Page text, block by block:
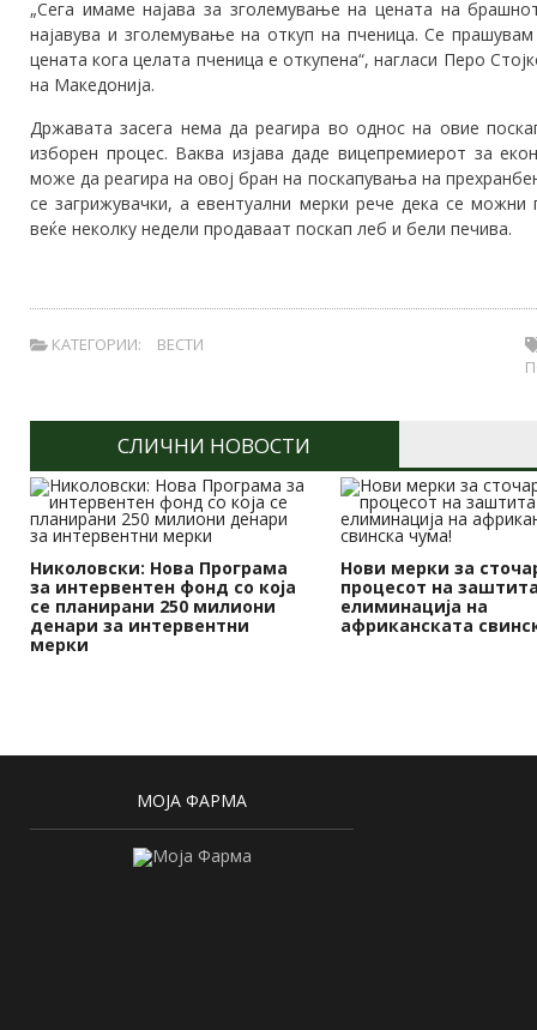
„Сега имаме најава за зголемување на цената на
најавува и зголемување на откуп на пченица. Се
цената кога целата пченица е откупена“, нагласи Перо
на Македонија.
Државата засега нема да реагира во однос на овие
изборен процес. Ваква изјава даде вицепремиерот за
може да реагира на овој бран на поскапувања на
се загрижувачки, а евентуални мерки рече дека се
веќе неколку недели продаваат поскап леб и бели печива.
КАТЕГОРИИ:
ВЕСТИ
СЛИЧНИ НОВОСТИ
Николовски: Нова Програма
за интервентен фонд со која
се планирани 250 милиони
денари за интервентни
мерки
Нови мерки за
процесот на
елиминација на
африканската
МОЈА ФАРМА